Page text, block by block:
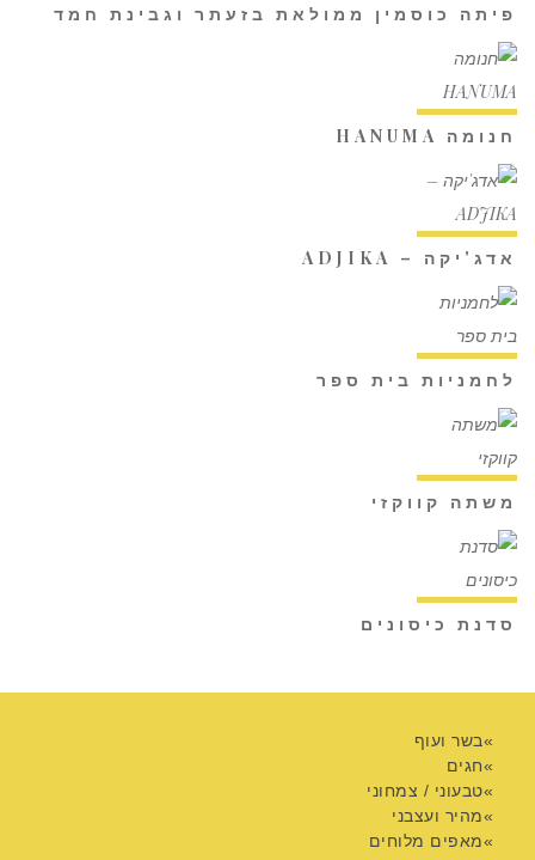
פיתה כוסמין ממולאת בזעתר וגבינת חמד
חנומה HANUMA
אדג'יקה – ADJIKA
לחמניות בית ספר
משתה קווקזי
סדנת כיסונים
בשר ועוף
חגים
טבעוני / צמחוני
מהיר ועצבני
מאפים מלוחים